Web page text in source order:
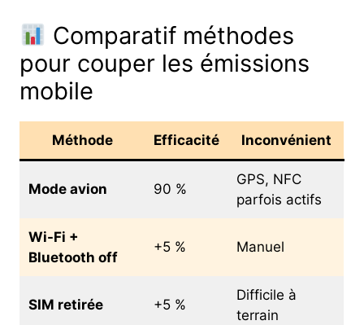
Comparatif méthodes
pour couper les émissions
mobile
Méthode Efficacité Inconvénient
Mode avion 90 %
GPS, NFC
parfois actifs
Wi-Fi +
Bluetooth off
+5 % Manuel
SIM retirée +5 %
Difficile à
terrain